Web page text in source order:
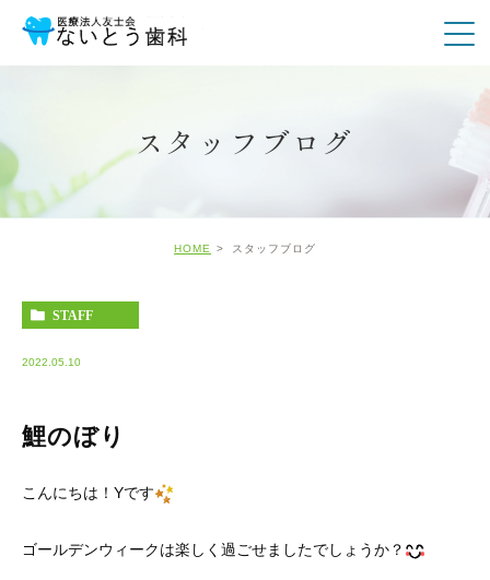
スタッフブログ
HOME スタッフブログ
STAFF
2022.05.10
鯉のぼり
こんにちは！Yです
ゴールデンウィークは楽しく過ごせましたでしょうか？